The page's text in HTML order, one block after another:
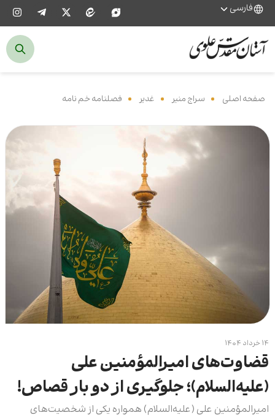
فارسی
صفحه اصلی سراج منیر غدیر فصلنامه خم نامه
۱۴ خرداد ۱۴۰۴
قضاوت‌های امیرالمؤمنین علی
(علیه‌السلام)؛ جلوگیری از دو بار قصاص!
امیرالمؤمنین علی (علیه‌السلام) همواره یکی از شخصیت‌های